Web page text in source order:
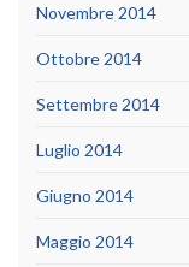
Novembre 2014
Ottobre 2014
Settembre 2014
Luglio 2014
Giugno 2014
Maggio 2014